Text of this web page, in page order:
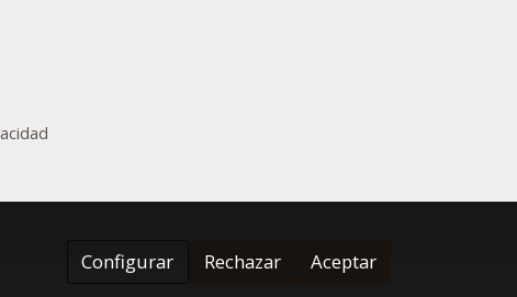
Configurar Rechazar Aceptar